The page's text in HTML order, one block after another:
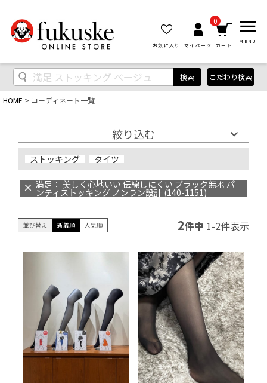
お気に入り マイページ
0
カート
MENU
検索 こだわり検索
HOME コーディネート一覧
絞り込む
ストッキング タイツ
満足： 美しく心地いい 伝線しにくい ブラック無地 パ
ンティストッキング ノンラン設計 (140-1151)
並び替え 新着順 人気順 2件中 1-2件表示